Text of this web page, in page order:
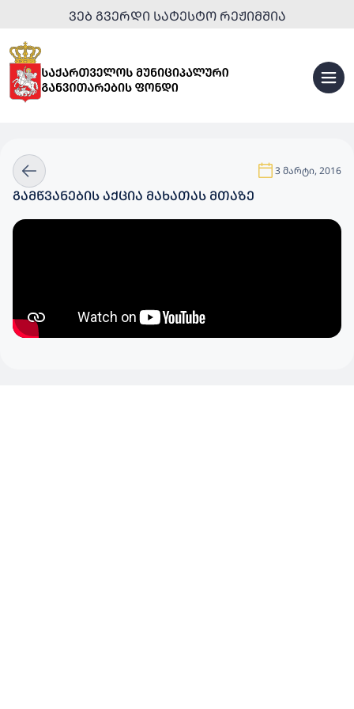
ᲕᲔᲑ ᲒᲕᲔᲠᲓᲘ ᲡᲐᲢᲔᲡᲢᲝ ᲠᲔᲟᲘᲛᲨᲘᲐ
3 მარტი, 2016
ᲒᲐᲛᲬᲕᲐᲜᲔᲑᲘᲡ ᲐᲥᲪᲘᲐ ᲛᲐᲮᲐᲗᲐᲡ ᲛᲗᲐᲖᲔ